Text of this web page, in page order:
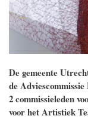
De gemeente
de
2 commissieleden
voor het Artistiek